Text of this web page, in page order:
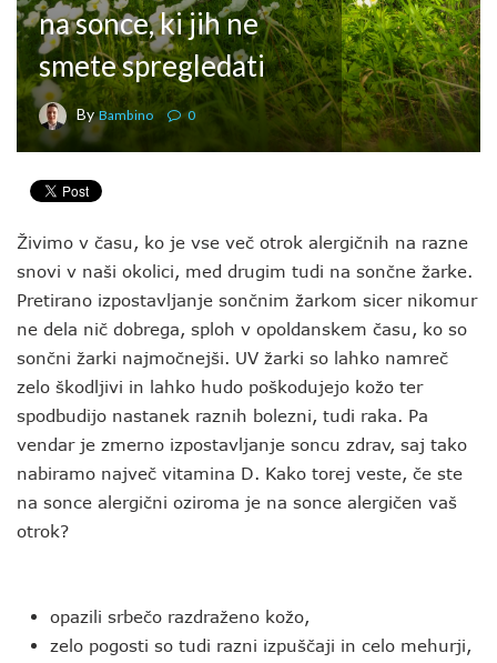
na sonce, ki jih ne
smete spregledati
ByBambino 0
Živimo v času, ko je vse več otrok alergičnih na razne
snovi v naši okolici, med drugim tudi na sončne žarke.
Pretirano izpostavljanje sončnim žarkom sicer nikomur
ne dela nič dobrega, sploh v opoldanskem času, ko so
sončni žarki najmočnejši. UV žarki so lahko namreč
zelo škodljivi in lahko hudo poškodujejo kožo ter
spodbudijo nastanek raznih bolezni, tudi raka. Pa
vendar je zmerno izpostavljanje soncu zdrav, saj tako
nabiramo največ vitamina D. Kako torej veste, če ste
na sonce alergični oziroma je na sonce alergičen vaš
otrok?
opazili srbečo razdraženo kožo,
zelo pogosti so tudi razni izpuščaji in celo mehurji,